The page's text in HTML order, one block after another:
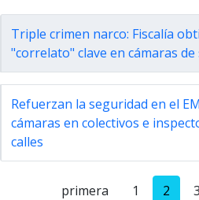
Triple crimen narco: Fiscalía
"correlato" clave en cámaras
Refuerzan la seguridad en el
cámaras en colectivos e
calles
primera 1 2 3